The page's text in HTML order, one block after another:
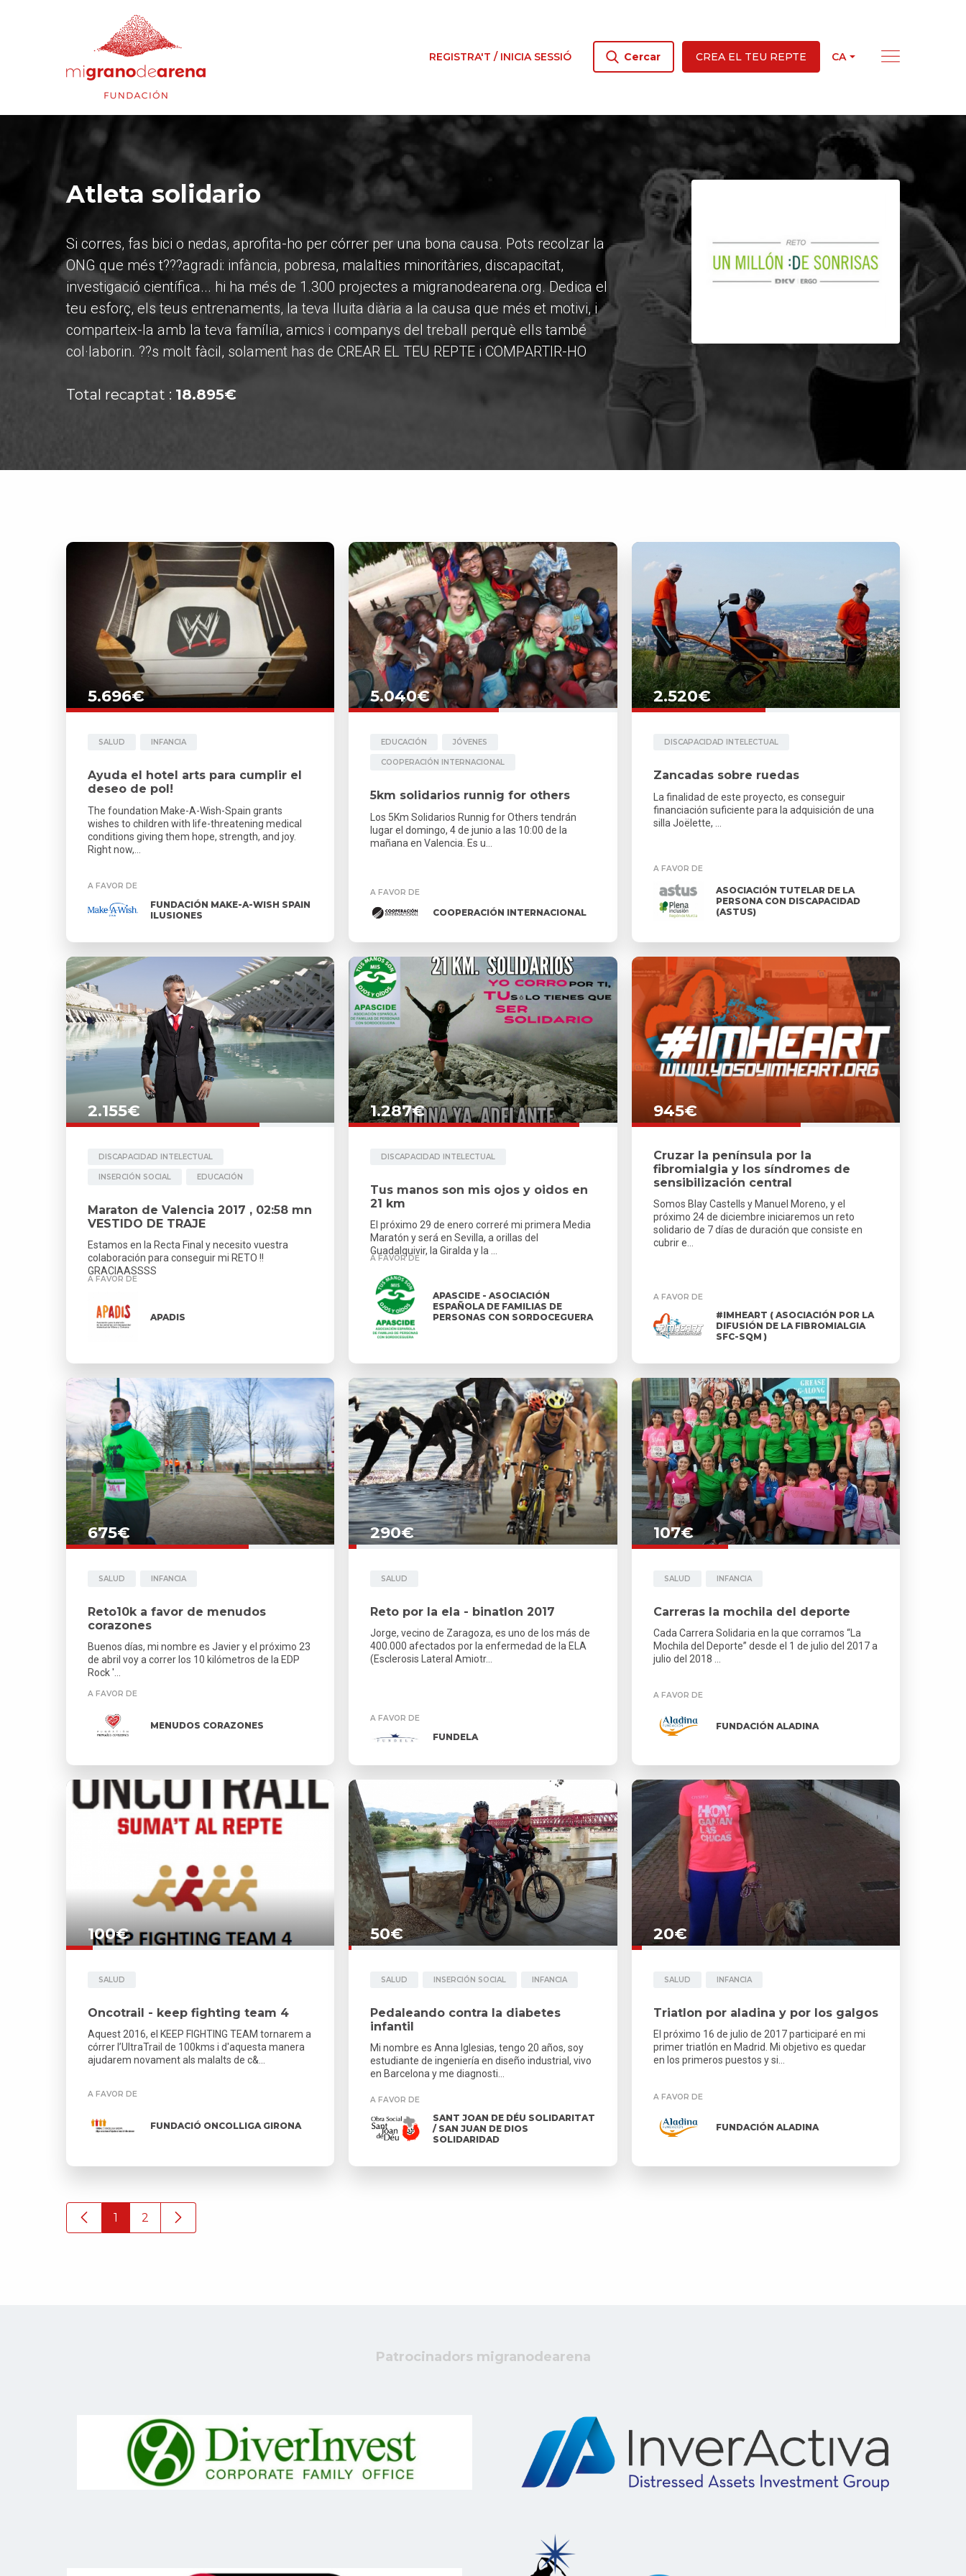
REGISTRA'T / INICIA SESSIÓ Cercar CREA EL TEU REPTE CA
Atleta solidario
Si corres, fas bici o nedas, aprofita-ho per córrer per una bona causa. Pots recolzar la
ONG que més t???agradi: infància, pobresa, malalties minoritàries, discapacitat,
investigació científica... hi ha més de 1.300 projectes a migranodearena.org. Dedica el
teu esforç, els teus entrenaments, la teva lluita diària a la causa que més et motivi, i
comparteix-la amb la teva família, amics i companys del treball perquè ells també
col·laborin. ??s molt fàcil, solament has de CREAR EL TEU REPTE i COMPARTIR-HO
Total recaptat : 18.895€
5.696€
SALUD INFANCIA
Ayuda el hotel arts para cumplir el
deseo de pol!
The foundation Make-A-Wish-Spain grants
wishes to children with life-threatening medical
conditions giving them hope, strength, and joy.
Right now,...
A FAVOR DE
FUNDACIÓN MAKE-A-WISH SPAIN
ILUSIONES
5.040€
EDUCACIÓN JÓVENES
COOPERACIÓN INTERNACIONAL
5km solidarios runnig for others
Los 5Km Solidarios Runnig for Others tendrán
lugar el domingo, 4 de junio a las 10:00 de la
mañana en Valencia. Es u...
A FAVOR DE
COOPERACIÓN INTERNACIONAL
2.520€
DISCAPACIDAD INTELECTUAL
Zancadas sobre ruedas
La finalidad de este proyecto, es conseguir
financiación suficiente para la adquisición de una
silla Joëlette, ...
A FAVOR DE
ASOCIACIÓN TUTELAR DE LA
PERSONA CON DISCAPACIDAD
(ASTUS)
2.155€
DISCAPACIDAD INTELECTUAL
INSERCIÓN SOCIAL EDUCACIÓN
Maraton de Valencia 2017 , 02:58 mn
VESTIDO DE TRAJE
Estamos en la Recta Final y necesito vuestra
colaboración para conseguir mi RETO !!
GRACIAASSSS
A FAVOR DE
APADIS
1.287€
DISCAPACIDAD INTELECTUAL
Tus manos son mis ojos y oidos en
21 km
El próximo 29 de enero correré mi primera Media
Maratón y será en Sevilla, a orillas del
Guadalquivir, la Giralda y la ...
A FAVOR DE
APASCIDE - ASOCIACIÓN
ESPAÑOLA DE FAMILIAS DE
PERSONAS CON SORDOCEGUERA
945€
Cruzar la península por la
fibromialgia y los síndromes de
sensibilización central
Somos Blay Castells y Manuel Moreno, y el
próximo 24 de diciembre iniciaremos un reto
solidario de 7 días de duración que consiste en
cubrir e...
A FAVOR DE
#IMHEART ( ASOCIACIÓN POR LA
DIFUSIÓN DE LA FIBROMIALGIA
SFC-SQM )
675€
SALUD INFANCIA
Reto10k a favor de menudos
corazones
Buenos días, mi nombre es Javier y el próximo 23
de abril voy a correr los 10 kilómetros de la EDP
Rock '...
A FAVOR DE
MENUDOS CORAZONES
290€
SALUD
Reto por la ela - binatlon 2017
Jorge, vecino de Zaragoza, es uno de los más de
400.000 afectados por la enfermedad de la ELA
(Esclerosis Lateral Amiotr...
A FAVOR DE
FUNDELA
107€
SALUD INFANCIA
Carreras la mochila del deporte
Cada Carrera Solidaria en la que corramos “La
Mochila del Deporte” desde el 1 de julio del 2017 a
julio del 2018 ...
A FAVOR DE
FUNDACIÓN ALADINA
100€
SALUD
Oncotrail - keep fighting team 4
Aquest 2016, el KEEP FIGHTING TEAM tornarem a
córrer l’UltraTrail de 100kms i d'aquesta manera
ajudarem novament als malalts de c&...
A FAVOR DE
FUNDACIÓ ONCOLLIGA GIRONA
50€
SALUD INSERCIÓN SOCIAL INFANCIA
Pedaleando contra la diabetes
infantil
Mi nombre es Anna Iglesias, tengo 20 años, soy
estudiante de ingeniería en diseño industrial, vivo
en Barcelona y me diagnosti...
A FAVOR DE
SANT JOAN DE DÉU SOLIDARITAT
/ SAN JUAN DE DIOS
SOLIDARIDAD
20€
SALUD INFANCIA
Triatlon por aladina y por los galgos
El próximo 16 de julio de 2017 participaré en mi
primer triatlón en Madrid. Mi objetivo es quedar
en los primeros puestos y si...
A FAVOR DE
FUNDACIÓN ALADINA
1 2
Patrocinadors migranodearena